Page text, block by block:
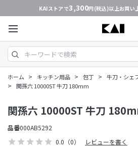
KAIストアで3,300円(税込)以上お買い
ホーム > キッチン用品 > 包丁 > 牛刀・シェ
> 関孫六 10000ST 牛刀 180mm
0.0 （0） レビューを書く
関孫六 10000ST 牛刀
品番000AB5292